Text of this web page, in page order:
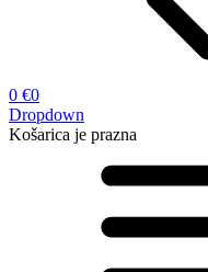
0 €0
Dropdown
Košarica je prazna